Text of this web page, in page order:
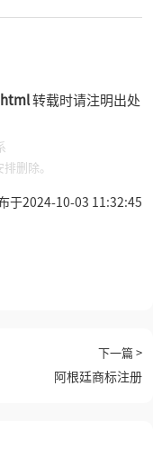
转载时请注明出处
删除。
于2024-10-03 11:32:45
下一篇 >
阿根廷商标注册